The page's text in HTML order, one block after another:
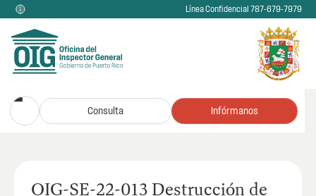
Línea Confidencial 787-679-7979
Consulta Infórmanos
OIG-SE-22-013 Destrucción de